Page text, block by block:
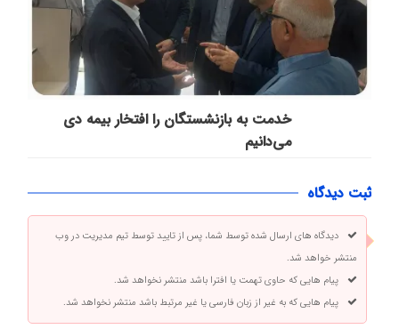
خدمت به بازنشستگان‌ را افتخار بیمه دی
می‌دانیم
ثبت دیدگاه
دیدگاه های ارسال شده توسط شما، پس از تایید توسط تیم مدیریت در وب
منتشر خواهد شد.
پیام هایی که حاوی تهمت یا افترا باشد منتشر نخواهد شد.
پیام هایی که به غیر از زبان فارسی یا غیر مرتبط باشد منتشر نخواهد شد.